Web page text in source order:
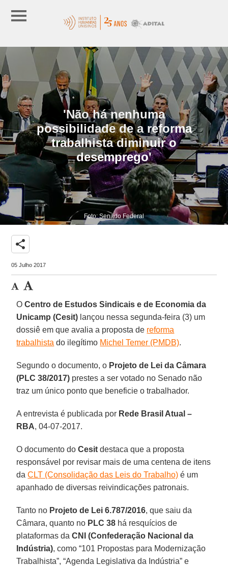
'Não há nenhuma
possibilidade de a reforma
trabalhista diminuir o
desemprego'
Foto: Senado Federal
share
05 Julho 2017
OCentro de Estudos Sindicais e de Economia da
Unicamp (Cesit) lançou nessa segunda-feira (3) um
dossiê em que avalia a proposta de reforma
trabalhista do ilegítimo Michel Temer (PMDB).
Segundo o documento, o Projeto de Lei da Câmara
(PLC 38/2017) prestes a ser votado no Senado não
traz um único ponto que beneficie o trabalhador.
A entrevista é publicada por Rede Brasil Atual –
RBA, 04-07-2017.
O documento doCesit destaca que a proposta
responsável por revisar mais de uma centena de itens
daCLT (Consolidação das Leis do Trabalho) é um
apanhado de diversas reivindicações patronais.
Tanto no Projeto de Lei 6.787/2016, que saiu da
Câmara, quanto no PLC 38 há resquícios de
plataformas daCNI (Confederação Nacional da
Indústria), como “101 Propostas para Modernização
Trabalhista”, “Agenda Legislativa da Indústria” e